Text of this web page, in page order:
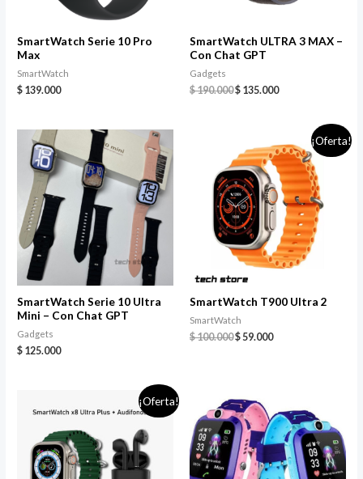
SmartWatch Serie 10 Pro
Max
SmartWatch
$ 139.000
SmartWatch ULTRA 3 MAX –
Con Chat GPT
Gadgets
$190.000$ 135.000
SmartWatch Serie 10 Ultra
Mini – Con Chat GPT
Gadgets
$ 125.000
¡Oferta!
SmartWatch T900 Ultra 2
SmartWatch
$100.000$59.000
¡Oferta!